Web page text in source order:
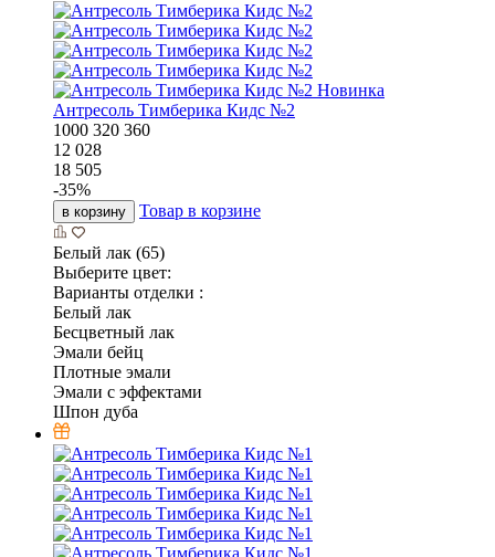
Новинка
Антресоль Тимберика Кидс №2
1000 320 360
12 028
18 505
-35%
в корзину Товар в корзине
Белый лак (65)
Выберите цвет:
Варианты отделки :
Белый лак
Бесцветный лак
Эмали бейц
Плотные эмали
Эмали с эффектами
Шпон дуба